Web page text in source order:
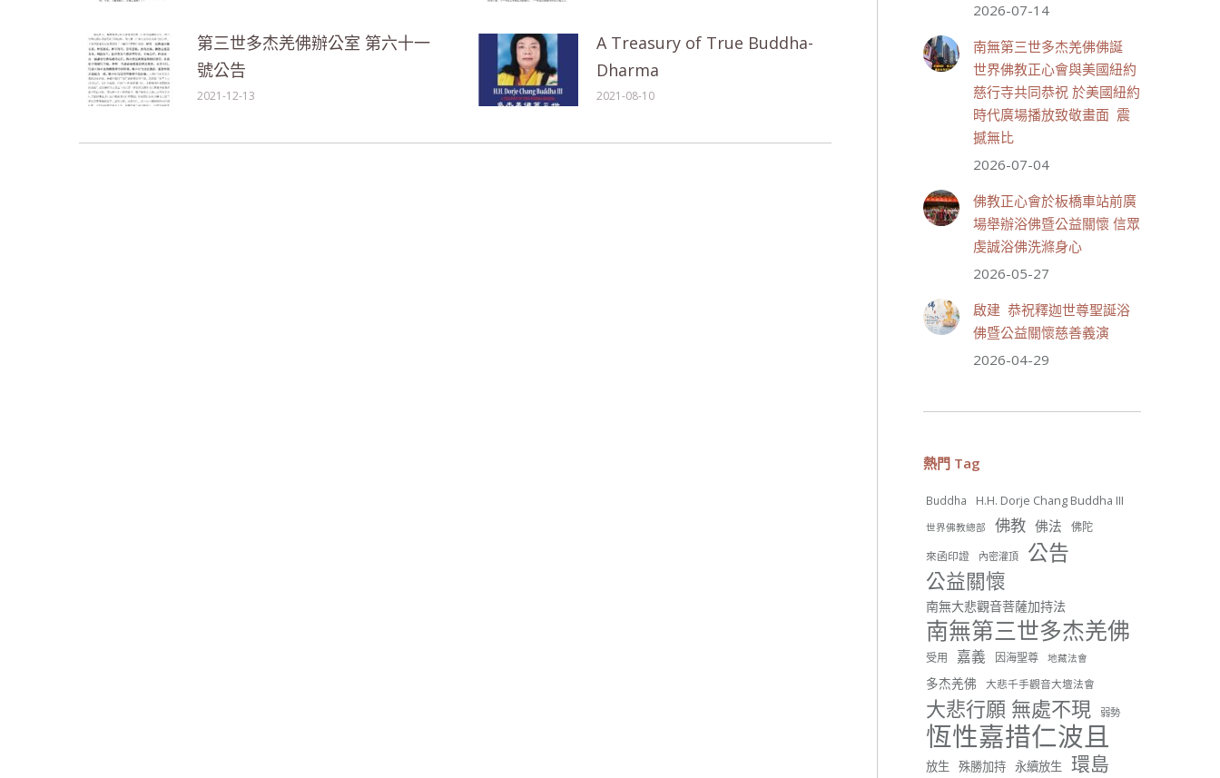
第三世多杰羌佛辦公室 第六十一
號公告
2021-12-13
A Treasury of True Buddha-
Dharma
2021-08-10 47 7 則留言
分享
世界佛教正心會
August 2, 2026, 2:23 AM
週日（8/2）於世界佛教正心會
金龜山三寶殿... 觀看更多
50 23 則留言
【啟建 恭祝觀世音菩薩成道紀
念日暨護生法會】
觀世音菩薩大慈大悲，救眾生
脫離苦難的行願，為宇宙間的
大悲之王，化身為各種形象而
為眾生說法，尋聲救苦、免災
免難、利益蒼生，無剎不現
身，農曆6月19日為觀世音菩薩
成道紀念日，世界佛教正心會
文殊院、財神會館、桃園金龜
山三寶殿將在8月1日(星期六)於
金龜山三寶殿聯合啟建「恭祝...
觀看更多
2026-07-14
南無第三世多杰羌佛佛誕
世界佛教正心會與美國紐約
慈行寺共同恭祝 於美國紐約
時代廣場播放致敬畫面 震
撼無比
2026-07-04
佛教正心會於板橋車站前廣
場舉辦浴佛暨公益關懷 信眾
虔誠浴佛洗滌身心
2026-05-27
啟建 恭祝釋迦世尊聖誕浴
佛暨公益關懷慈善義演
2026-04-29
熱門 Tag
Buddha H.H. Dorje Chang Buddha III
世界佛教總部 佛教 佛法 佛陀
來函印證 內密灌頂 公告
公益關懷
南無大悲觀音菩薩加持法
南無第三世多杰羌佛
受用 嘉義 因海聖尊 地藏法會
多杰羌佛 大悲千手觀音大壇法會
大悲行願 無處不現 弱勢
恆性嘉措仁波且
放生 殊勝加持 永續放生 環島